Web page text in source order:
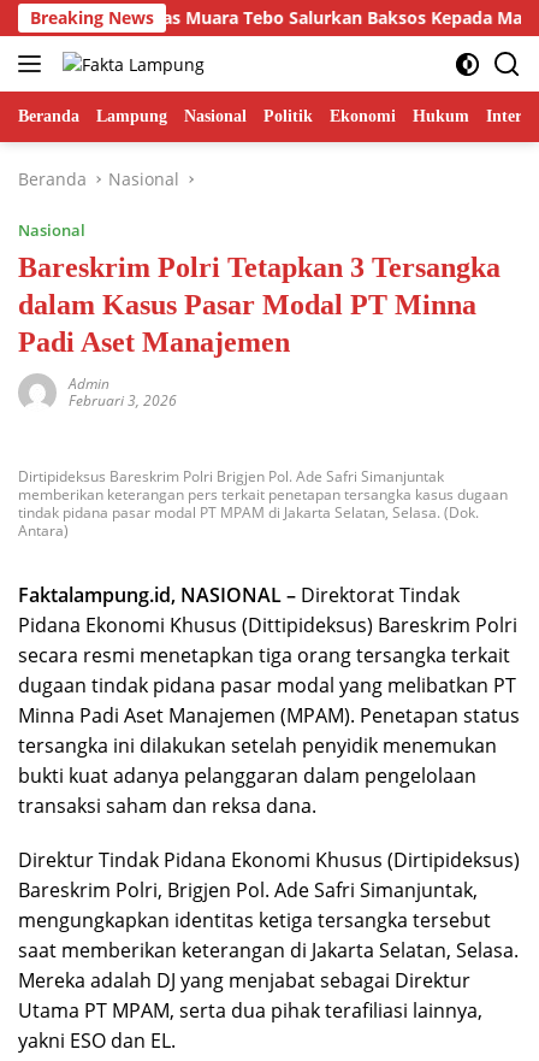
Langsung
ke
konten
Breaking News
Sinergi, Lapas Muara Tebo Salurkan Baksos Kepada
Beranda Lampung Nasional Politik Ekonomi Hukum
Beranda Nasional
Nasional
Bareskrim Polri Tetapkan 3 Tersangka
dalam Kasus Pasar Modal PT Minna
Padi Aset Manajemen
Admin
Februari 3, 2026
Dirtipideksus Bareskrim Polri Brigjen Pol. Ade Safri Simanjuntak
memberikan keterangan pers terkait penetapan tersangka kasus dugaan
tindak pidana pasar modal PT MPAM di Jakarta Selatan, Selasa. (Dok.
Antara)
Faktalampung.id, NASIONAL – Direktorat Tindak
Pidana Ekonomi Khusus (Dittipideksus) Bareskrim Polri
secara resmi menetapkan tiga orang tersangka terkait
dugaan tindak pidana pasar modal yang melibatkan PT
Minna Padi Aset Manajemen (MPAM). Penetapan status
tersangka ini dilakukan setelah penyidik menemukan
bukti kuat adanya pelanggaran dalam pengelolaan
transaksi saham dan reksa dana.
Direktur Tindak Pidana Ekonomi Khusus (Dirtipideksus)
Bareskrim Polri, Brigjen Pol. Ade Safri Simanjuntak,
mengungkapkan identitas ketiga tersangka tersebut
saat memberikan keterangan di Jakarta Selatan, Selasa.
Mereka adalah DJ yang menjabat sebagai Direktur
Utama PT MPAM, serta dua pihak terafiliasi lainnya,
yakni ESO dan EL.